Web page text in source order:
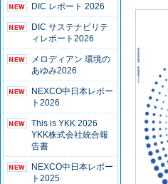
DIC レポート 2026
DIC サステナビリテ
ィレポート2026
メロディアン 環境の
あゆみ2026
NEXCO中日本レポー
ト2026
This is YKK 2026
YKK株式会社統合報
告書
NEXCO中日本レポー
ト2025